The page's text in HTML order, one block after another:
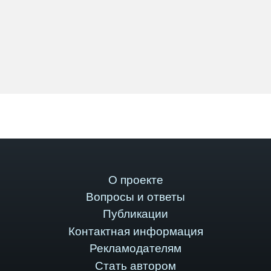
О проекте
Вопросы и ответы
Публикации
Контактная информация
Рекламодателям
Стать автором